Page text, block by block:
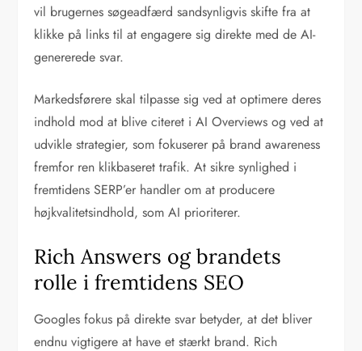
vil brugernes søgeadfærd sandsynligvis skifte fra at
klikke på links til at engagere sig direkte med de AI-
genererede svar.
Markedsførere skal tilpasse sig ved at optimere deres
indhold mod at blive citeret i AI Overviews og ved at
udvikle strategier, som fokuserer på brand awareness
fremfor ren klikbaseret trafik. At sikre synlighed i
fremtidens SERP’er handler om at producere
højkvalitetsindhold, som AI prioriterer.
Rich Answers og brandets
rolle i fremtidens SEO
Googles fokus på direkte svar betyder, at det bliver
endnu vigtigere at have et stærkt brand. Rich